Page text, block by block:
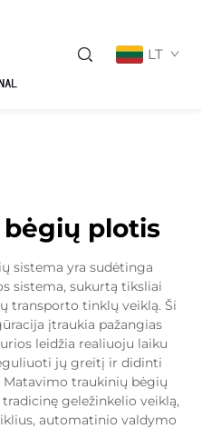
LT
plotis
sistema yra sudėtinga
sistema, sukurtą tiksliai
transporto tinklų veiklą. Ši
įtraukia pažangias
leidžia realiuoju laiku
jų greitį ir didinti
traukinių bėgių
geležinkelio veiklą,
automatinio valdymo